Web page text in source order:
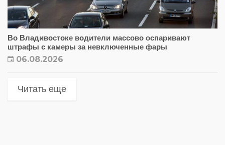
Во Владивостоке водители массово оспаривают
штрафы с камеры за невключенные фары
06.08.2026
Читать еще